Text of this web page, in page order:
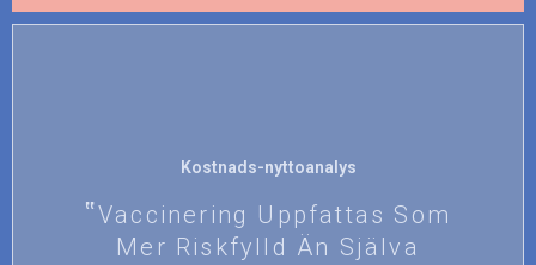
Kostnads-nyttoanalys
Vaccinering Uppfattas Som
Mer Riskfylld Än Själva